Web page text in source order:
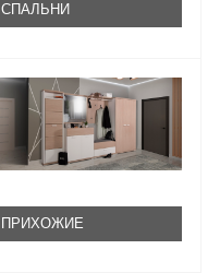
СПАЛЬНИ
ПРИХОЖИЕ